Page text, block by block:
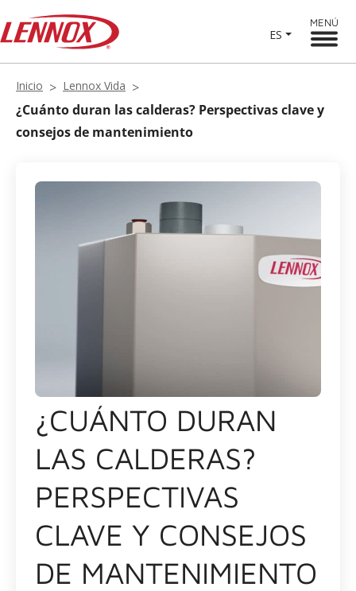
ES
MENÚ
Inicio Lennox Vida
¿Cuánto duran las calderas? Perspectivas clave y
consejos de mantenimiento
¿CUÁNTO DURAN
LAS CALDERAS?
PERSPECTIVAS
CLAVE Y CONSEJOS
DE MANTENIMIENTO